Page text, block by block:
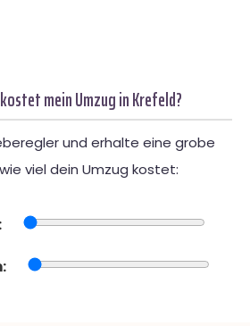
mein Umzug in Krefeld?
und erhalte eine grobe
viel dein Umzug kostet: